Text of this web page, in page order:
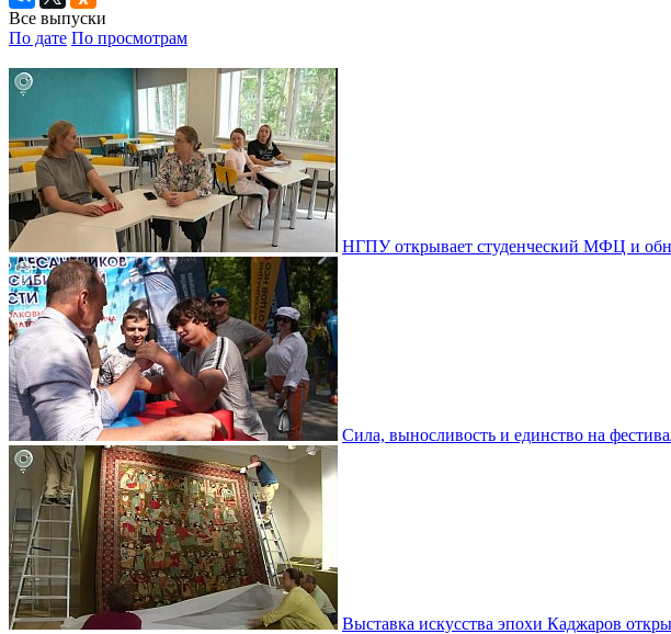
Все выпуски
По дате По просмотрам
НГПУ открывает студенческий МФЦ и
Сила, выносливость и единство на
Выставка искусства эпохи Каджаров